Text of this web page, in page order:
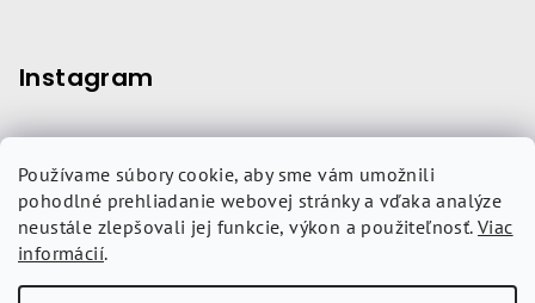
Používame súbory cookie, aby sme vám umožnili
pohodlné prehliadanie webovej stránky a vďaka analýze
neustále zlepšovali jej funkcie, výkon a použiteľnosť. Viac
informácií.
Instagram
Nákupný košík